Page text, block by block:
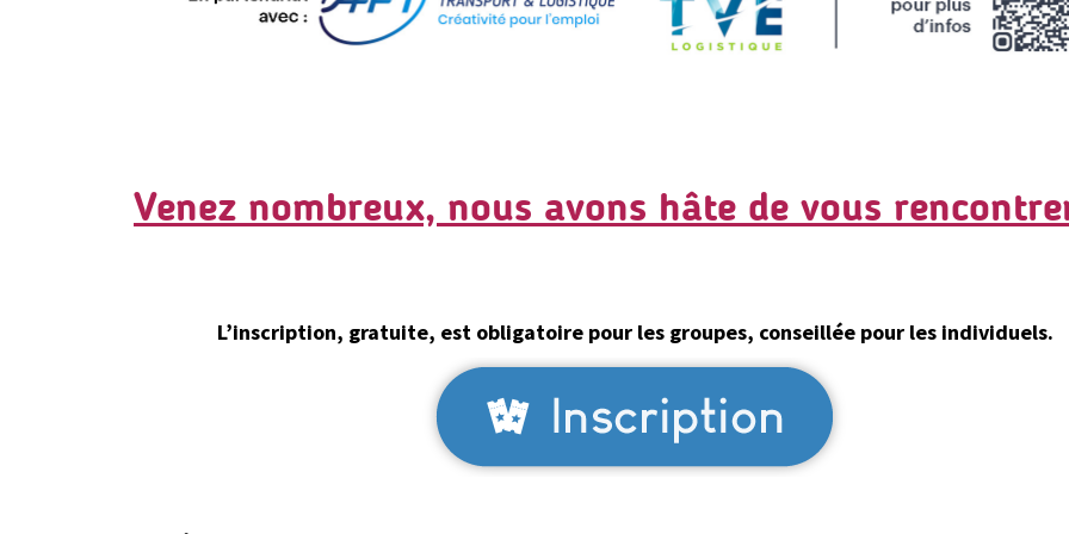
Venez nombreux, nous avons hâte de vous
L’inscription, gratuite, est obligatoire pour les groupes, conseillée pour les individuels.